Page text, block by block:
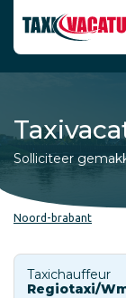
Solliciteer
Noord-brabant
Taxichauffeur
Regiotaxi/